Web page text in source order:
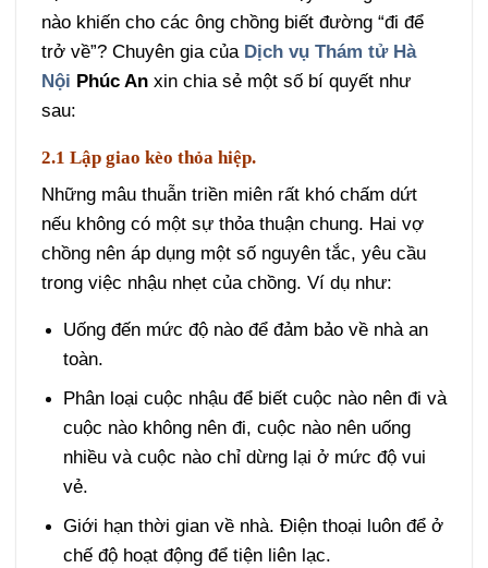
nào khiến cho các ông chồng biết đường “đi để
trở về”? Chuyên gia của Dịch vụ Thám tử Hà
Nội Phúc An xin chia sẻ một số bí quyết như
sau:
2.1 Lập giao kèo thỏa hiệp.
Những mâu thuẫn triền miên rất khó chấm dứt
nếu không có một sự thỏa thuận chung. Hai vợ
chồng nên áp dụng một số nguyên tắc, yêu cầu
trong việc nhậu nhẹt của chồng. Ví dụ như:
Uống đến mức độ nào để đảm bảo về nhà an
toàn.
Phân loại cuộc nhậu để biết cuộc nào nên đi và
cuộc nào không nên đi, cuộc nào nên uống
nhiều và cuộc nào chỉ dừng lại ở mức độ vui
vẻ.
Giới hạn thời gian về nhà. Điện thoại luôn để ở
chế độ hoạt động để tiện liên lạc.